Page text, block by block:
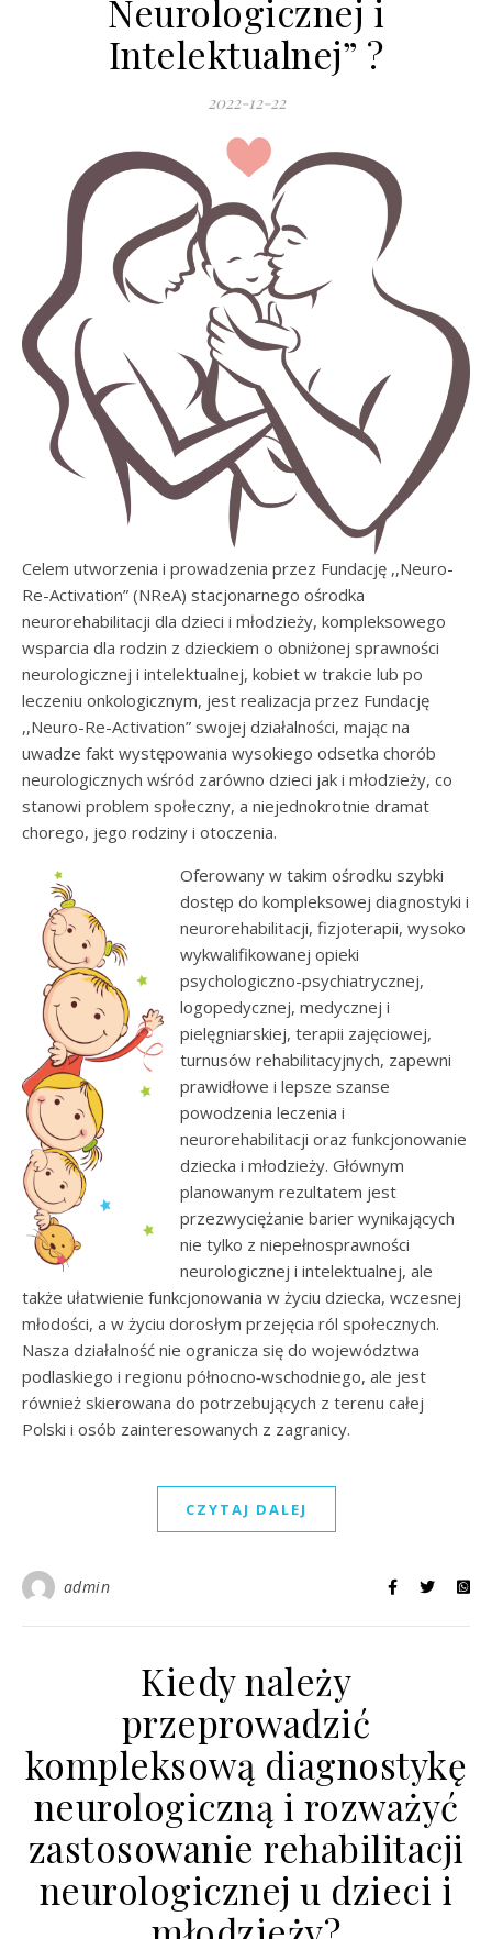
Neurologicznej i
Intelektualnej” ?
2022-12-22
Celem utworzenia i prowadzenia przez Fundację ,,Neuro-
Re-Activation” (NReA) stacjonarnego ośrodka
neurorehabilitacji dla dzieci i młodzieży, kompleksowego
wsparcia dla rodzin z dzieckiem o obniżonej sprawności
neurologicznej i intelektualnej, kobiet w trakcie lub po
leczeniu onkologicznym, jest realizacja przez Fundację
,,Neuro-Re-Activation” swojej działalności, mając na
uwadze fakt występowania wysokiego odsetka chorób
neurologicznych wśród zarówno dzieci jak i młodzieży, co
stanowi problem społeczny, a niejednokrotnie dramat
chorego, jego rodziny i otoczenia.
Oferowany w takim ośrodku szybki
dostęp do kompleksowej diagnostyki i
neurorehabilitacji, fizjoterapii, wysoko
wykwalifikowanej opieki
psychologiczno-psychiatrycznej,
logopedycznej, medycznej i
pielęgniarskiej, terapii zajęciowej,
turnusów rehabilitacyjnych, zapewni
prawidłowe i lepsze szanse
powodzenia leczenia i
neurorehabilitacji oraz funkcjonowanie
dziecka i młodzieży. Głównym
planowanym rezultatem jest
przezwyciężanie barier wynikających
nie tylko z niepełnosprawności
neurologicznej i intelektualnej, ale
także ułatwienie funkcjonowania w życiu dziecka, wczesnej
młodości, a w życiu dorosłym przejęcia ról społecznych.
Nasza działalność nie ogranicza się do województwa
podlaskiego i regionu północno‑wschodniego, ale jest
również skierowana do potrzebujących z terenu całej
Polski i osób zainteresowanych z zagranicy.
CZYTAJ DALEJ
admin
Kiedy należy
przeprowadzić
kompleksową diagnostykę
neurologiczną i rozważyć
zastosowanie rehabilitacji
neurologicznej u dzieci i